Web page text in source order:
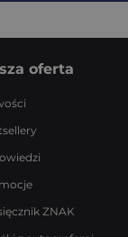
oferta
ZNAK